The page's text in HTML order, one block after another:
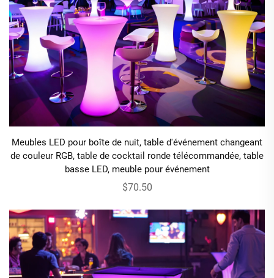
Meubles LED pour boîte de nuit, table d'événement changeant
de couleur RGB, table de cocktail ronde télécommandée, table
basse LED, meuble pour événement
$70.50